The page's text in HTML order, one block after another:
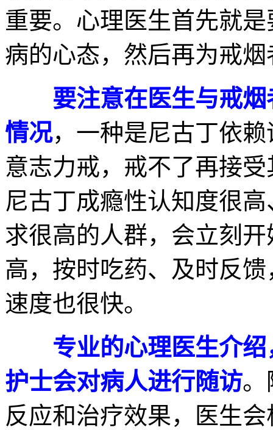
重要。心理医生首先就
病的心态，然后再为戒
要注意在医生与戒
情况，一种是尼古丁依
意志力戒，戒不了再接
尼古丁成瘾性认知度很
求很高的人群，会立刻
高，按时吃药、及时反
速度也很快。
专业的心理医生介
护士会对病人进行随访。
反应和治疗效果，医生